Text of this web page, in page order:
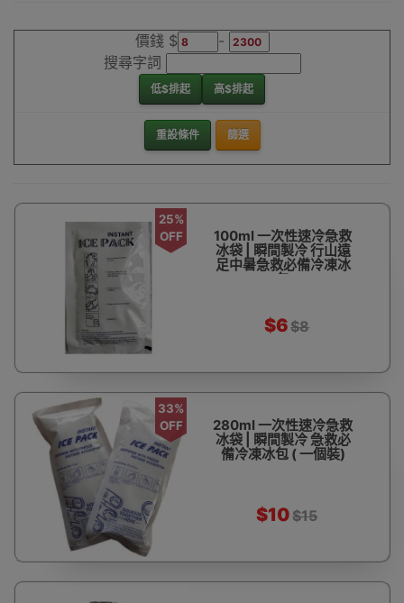
價錢 $
-
搜尋字詞
低$排起 高$排起
重設條件 篩選
25%
OFF
100ml 一次性速冷急救
冰袋 | 瞬間製冷 行山遠
足中暑急救必備冷凍冰
包
$6$8
33%
OFF
280ml 一次性速冷急救
冰袋 | 瞬間製冷 急救必
備冷凍冰包 ( 一個裝)
$10$15